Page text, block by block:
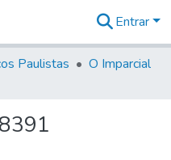
Entrar
Paulistas
O Imparcial